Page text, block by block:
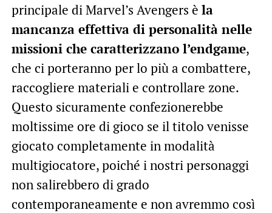
principale di Marvel’s Avengers è la
mancanza effettiva di personalità nelle
missioni che caratterizzano l’endgame,
che ci porteranno per lo più a combattere,
raccogliere materiali e controllare zone.
Questo sicuramente confezionerebbe
moltissime ore di gioco se il titolo venisse
giocato completamente in modalità
multigiocatore, poiché i nostri personaggi
non salirebbero di grado
contemporaneamente e non avremmo così